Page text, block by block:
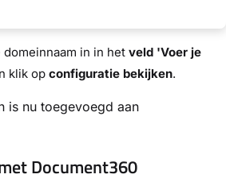
in in het veld 'Voer je
klik op configuratie bekijken.
is nu toegevoegd aan
Document360